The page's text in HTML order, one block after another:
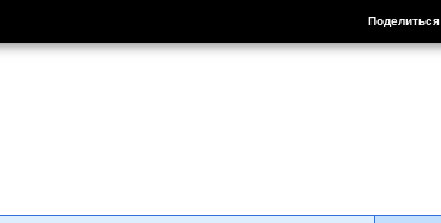
Поделиться